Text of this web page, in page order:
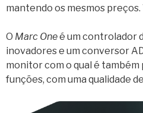
mantendo os mesmos preços.
O Marc Oneé um controlador
inovadores e um conversor
monitor com o qual é também
funções, com uma qualidade